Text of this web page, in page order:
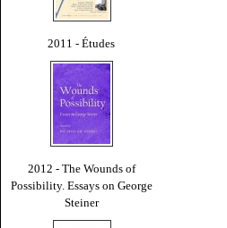
2011 - Études
2012 - The Wounds of
Possibility. Essays on George
Steiner